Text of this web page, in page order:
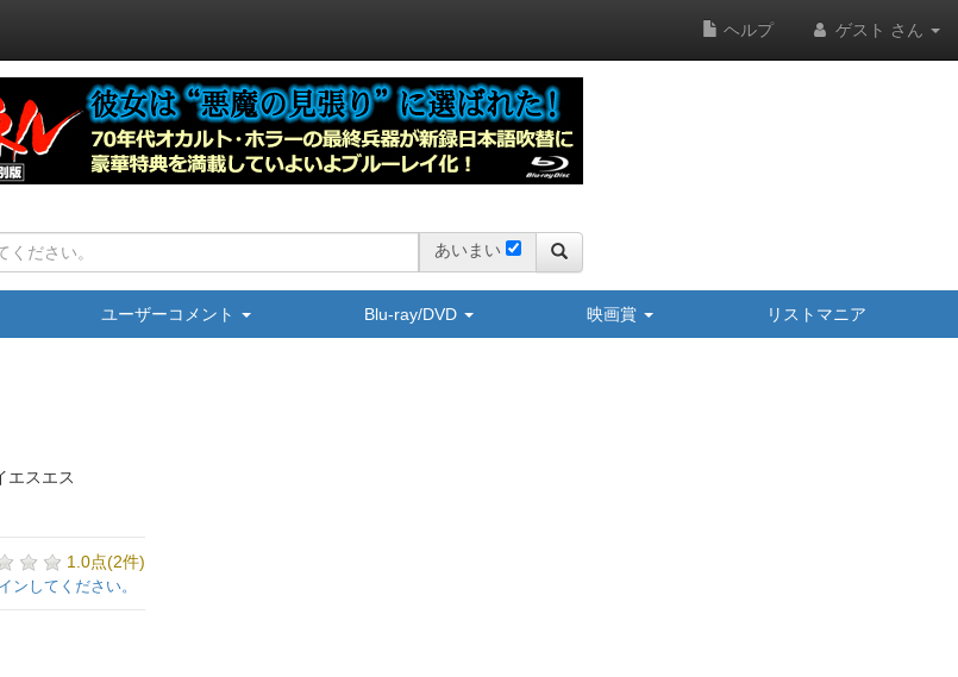
ヘルプ ゲスト さん
あいまい
ユーザーコメント Blu-ray/DVD 映画賞 リストマニア
エスエス
1.0点(2件)
ンしてください。